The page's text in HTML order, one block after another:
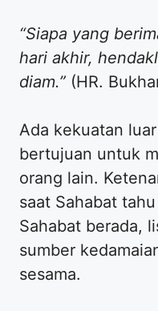
“Siapa yang
hari akhir,
diam.” (HR.
​Ada kekuatan
bertujuan untuk
orang lain.
saat Sahabat
Sahabat berada,
sumber
sesama.